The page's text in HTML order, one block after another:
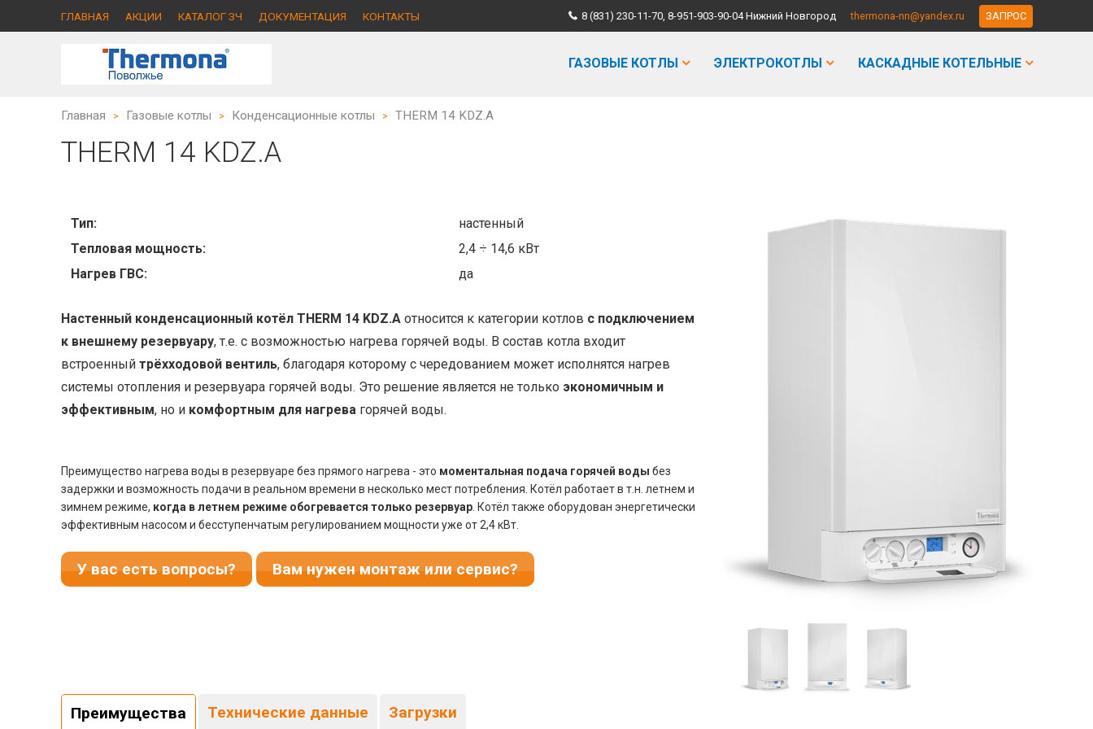
ГЛАВНАЯ АКЦИИ КАТАЛОГ ЗЧ ДОКУМЕНТАЦИЯ КОНТАКТЫ 8 (831) 230-11-70, 8-951-903-90-04 Нижний Новгород thermona-nn@yandex.ru ЗАПРОС
ГАЗОВЫЕ КОТЛЫ ЭЛЕКТРОКОТЛЫ КАСКАДНЫЕ КОТЕЛЬНЫЕ
Главная > Газовые котлы > Конденсационные котлы > THERM 14 KDZ.A
THERM 14 KDZ.A
Тип:
настенный
Тепловая мощность:
2,4 ÷ 14,6 кВт
Нагрев ГВС:
да
Настенный конденсационный котёл THERM 14 KDZ.Aотносится к категории котлов с подключением
к внешнему резервуару, т.е. с возможностью нагрева горячей воды. В состав котла входит
встроенный трёхходовой вентиль, благодаря которому с чередованием может исполнятся нагрев
системы отопления и резервуара горячей воды. Это решение является не только экономичным и
эффективным, но и комфортным для нагревагорячей воды.
Преимущество нагрева воды в резервуаре без прямого нагрева - это моментальная подача горячей воды без
задержки и возможность подачи в реальном времени в несколько мест потребления. Котёл работает в т.н. летнем и
зимнем режиме, когда в летнем режиме обогревается только резервуар. Котёл также оборудован энергетически
эффективным насосом и бесступенчатым регулированием мощности уже от 2,4 кВт.
У вас есть вопросы? Вам нужен монтаж или сервис?
Преимущества Технические данные Загрузки